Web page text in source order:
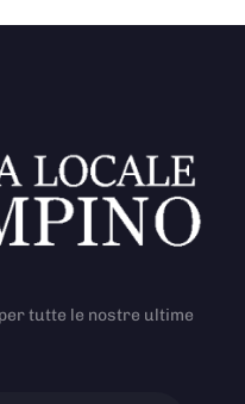
tutte le nostre ultime